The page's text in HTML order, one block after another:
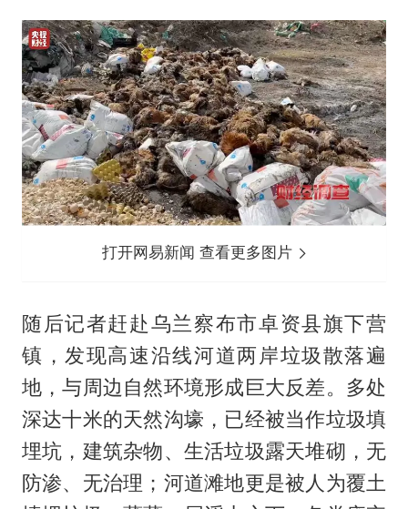
打开网易新闻 查看更多图片
随后记者赶赴乌兰察布市卓资县旗下营
镇，发现高速沿线河道两岸垃圾散落遍
地，与周边自然环境形成巨大反差。多处
深达十米的天然沟壕，已经被当作垃圾填
埋坑，建筑杂物、生活垃圾露天堆砌，无
防渗、无治理；河道滩地更是被人为覆土